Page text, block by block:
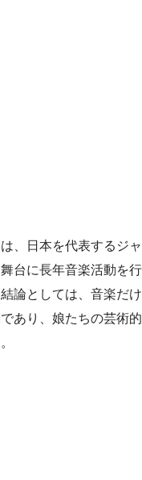
、日本を代表するジャ
台に長年音楽活動を行
論としては、音楽だけ
あり、娘たちの芸術的